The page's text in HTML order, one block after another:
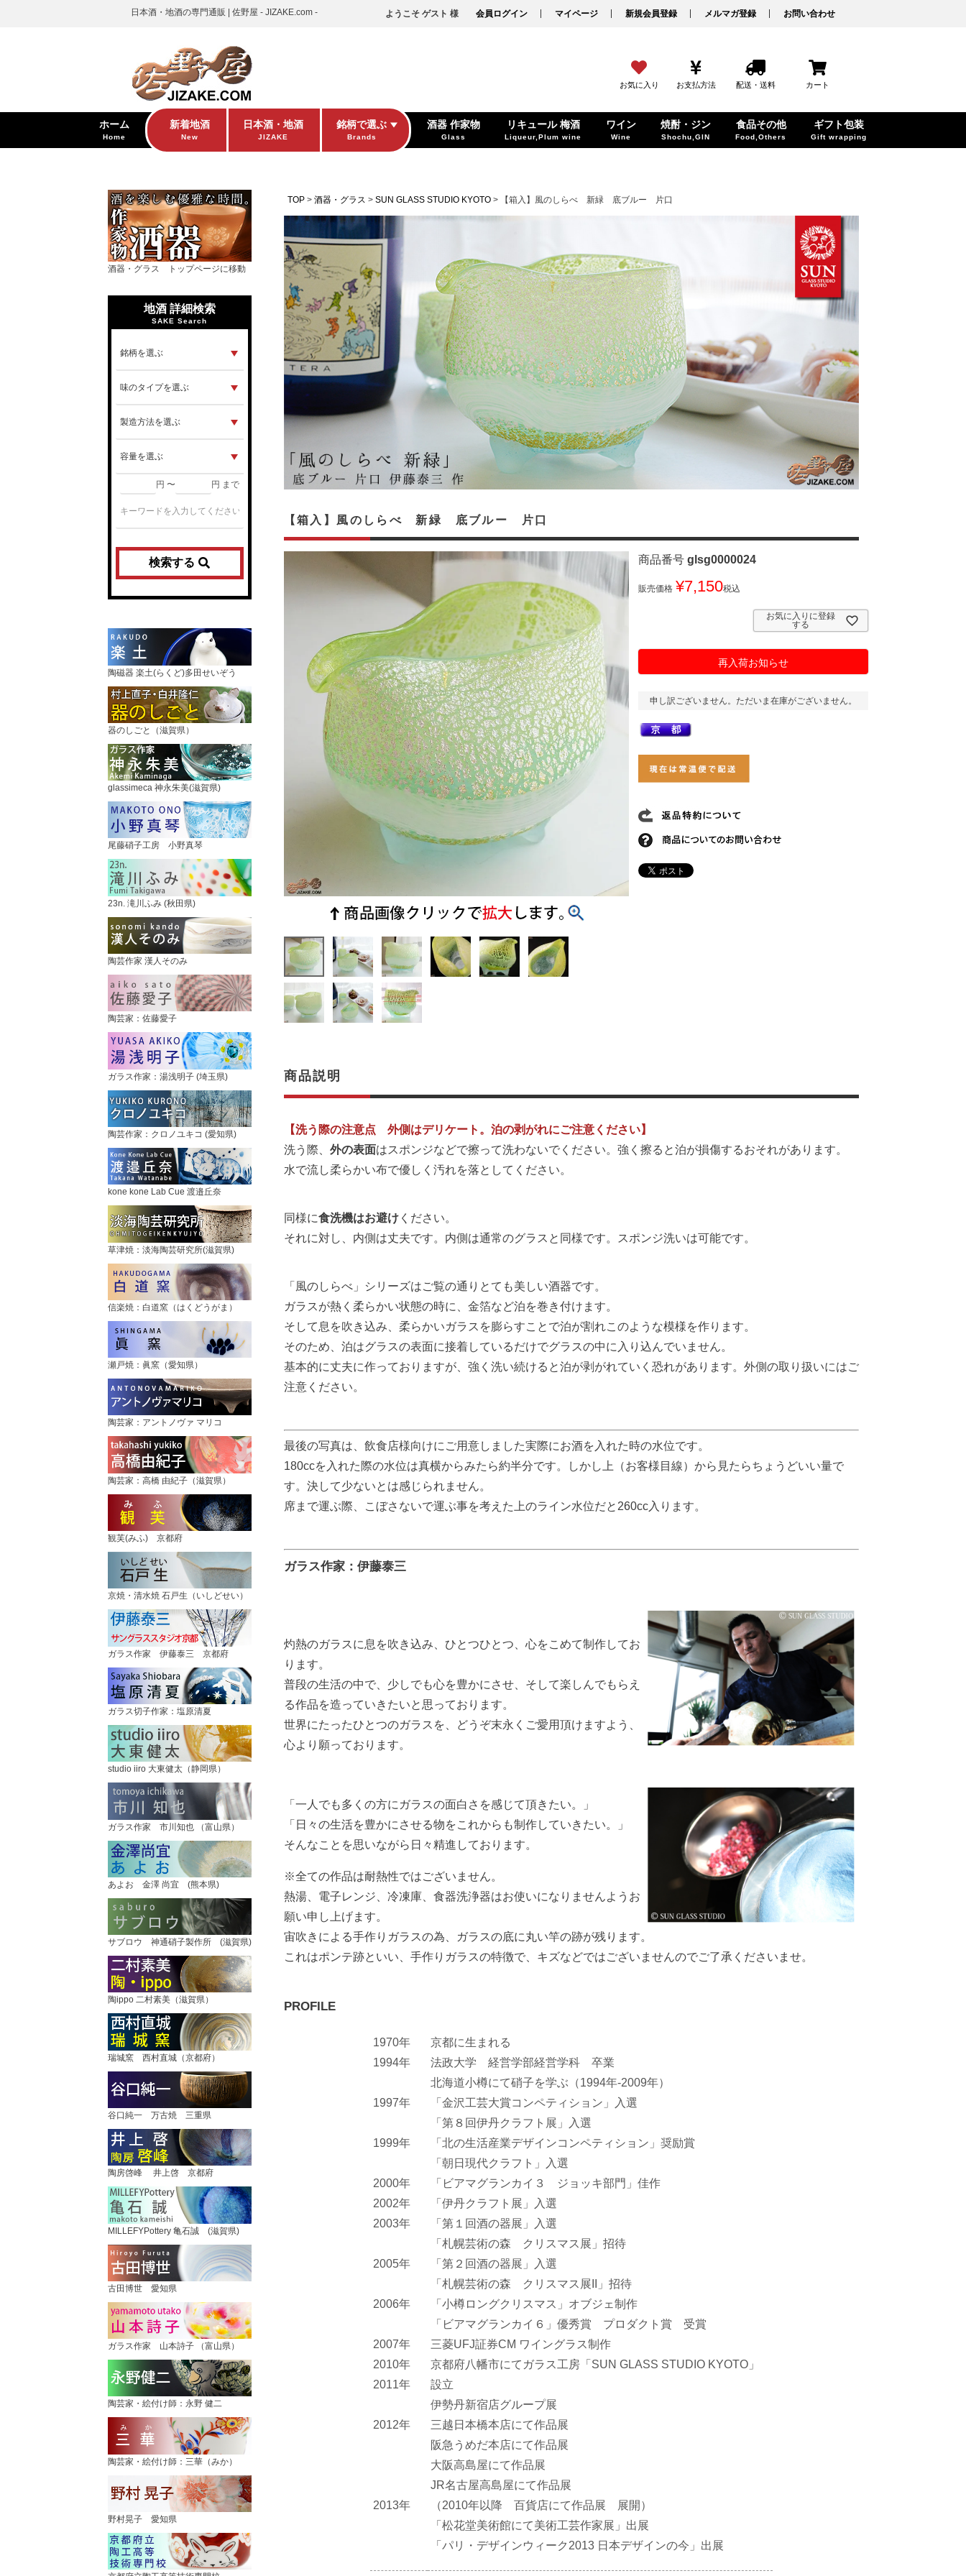
日本酒・地酒の専門通販 | 佐野屋 - JIZAKE.com - ようこそ ゲスト 様 会員ログイン マイページ 新規会員登録 メルマガ登録 お問い合わせ
お気に入り お支払方法 配送・送料 カート
ホーム
Home
新着地酒
New
日本酒・地酒
JIZAKE
銘柄で選ぶ
Brands
酒器 作家物
Glass
リキュール 梅酒
Liqueur,Plum wine
ワイン
Wine
焼酎・ジン
Shochu,GIN
食品その他
Food,Others
ギフト包装
Gift wrapping
酒器・グラス トップページに移動
地酒 詳細検索
SAKE Search
円 〜 円 まで
検索する
陶磁器 楽土(らくど)多田せいぞう
器のしごと（滋賀県）
glassimeca 神永朱美(滋賀県)
尾藤硝子工房 小野真琴
23n. 滝川ふみ (秋田県)
陶芸作家 漢人そのみ
陶芸家：佐藤愛子
ガラス作家：湯浅明子 (埼玉県)
陶芸作家：クロノユキコ (愛知県)
kone kone Lab Cue 渡邉丘奈
草津焼：淡海陶芸研究所(滋賀県)
信楽焼：白道窯（はくどうがま）
瀬戸焼：眞窯（愛知県）
陶芸家：アントノヴァ マリコ
陶芸家：高橋 由紀子（滋賀県）
観芙(みふ) 京都府
京焼・清水焼 石戸生（いしどせい）
ガラス作家 伊藤泰三 京都府
ガラス切子作家：塩原清夏
studio iiro 大東健太（静岡県）
ガラス作家 市川知也 （富山県）
あよお 金澤 尚宜 (熊本県)
サブロウ 神通硝子製作所 (滋賀県)
陶ippo 二村素美（滋賀県）
瑞城窯 西村直城（京都府）
谷口純一 万古焼 三重県
陶房啓峰 井上啓 京都府
MILLEFYPottery 亀石誠 (滋賀県)
古田博世 愛知県
ガラス作家 山本詩子 （富山県）
陶芸家・絵付け師：永野 健二
陶芸家・絵付け師：三華（みか）
野村晃子 愛知県
TOP 酒器・グラス SUN GLASS STUDIO KYOTO 【箱入】風のしらべ 新緑 底ブルー 片口
【箱入】風のしらべ 新緑 底ブルー 片口
商品番号 glsg0000024
販売価格 ¥7,150税込
お気に入りに登録
する
再入荷お知らせ
申し訳ございません。ただいま在庫がございません。
商品説明
【洗う際の注意点 外側はデリケート。泊の剥がれにご注意ください】
洗う際、 外の表面はスポンジなどで擦って洗わないでください。強く擦ると泊が損傷するおそれがあります。
水で流し柔らかい布で優しく汚れを落としてください。
同様に食洗機はお避けください。
それに対し、内側は丈夫です。内側は通常のグラスと同様です。スポンジ洗いは可能です。
「風のしらべ」シリーズはご覧の通りとても美しい酒器です。
ガラスが熱く柔らかい状態の時に、金箔など泊を巻き付けます。
そして息を吹き込み、柔らかいガラスを膨らすことで泊が割れこのような模様を作ります。
そのため、泊はグラスの表面に接着しているだけでグラスの中に入り込んでいません。
基本的に丈夫に作っておりますが、強く洗い続けると泊が剥がれていく恐れがあります。外側の取り扱いにはご
注意ください。
最後の写真は、飲食店様向けにご用意しました実際にお酒を入れた時の水位です。
180ccを入れた際の水位は真横からみたら約半分です。しかし上（お客様目線）から見たらちょうどいい量で
す。決して少ないとは感じられません。
席まで運ぶ際、こぼさないで運ぶ事を考えた上のライン水位だと260cc入ります。
ガラス作家：伊藤泰三
灼熱のガラスに息を吹き込み、ひとつひとつ、心をこめて制作してお
ります。
普段の生活の中で、少しでも心を豊かにさせ、そして楽しんでもらえ
る作品を造っていきたいと思っております。
世界にたったひとつのガラスを、どうぞ末永くご愛用頂けますよう、
心より願っております。
「一人でも多くの方にガラスの面白さを感じて頂きたい。」
「日々の生活を豊かにさせる物をこれからも制作していきたい。」
そんなことを思いながら日々精進しております。
※全ての作品は耐熱性ではございません。
熱湯、電子レンジ、冷凍庫、食器洗浄器はお使いになりませんようお
願い申し上げます。
宙吹きによる手作りガラスの為、ガラスの底に丸い竿の跡が残ります。
これはポンテ跡といい、手作りガラスの特徴で、キズなどではございませんのでご了承くださいませ。
PROFILE
1970年
1994年
1997年
1999年
2000年
2002年
2003年
2005年
2006年
2007年
2010年
2011年
2012年
2013年
京都に生まれる
法政大学 経営学部経営学科 卒業
北海道小樽にて硝子を学ぶ（1994年-2009年）
「金沢工芸大賞コンペティション」入選
「第８回伊丹クラフト展」入選
「北の生活産業デザインコンペティション」奨励賞
「朝日現代クラフト」入選
「ビアマグランカイ３ ジョッキ部門」佳作
「伊丹クラフト展」入選
「第１回酒の器展」入選
「札幌芸術の森 クリスマス展」招待
「第２回酒の器展」入選
「札幌芸術の森 クリスマス展II」招待
「小樽ロングクリスマス」オブジェ制作
「ビアマグランカイ６」優秀賞 プロダクト賞 受賞
三菱UFJ証券CM ワイングラス制作
京都府八幡市にてガラス工房「SUN GLASS STUDIO KYOTO」
設立
伊勢丹新宿店グループ展
三越日本橋本店にて作品展
阪急うめだ本店にて作品展
大阪高島屋にて作品展
JR名古屋高島屋にて作品展
（2010年以降 百貨店にて作品展 展開）
「松花堂美術館にて美術工芸作家展」出展
「パリ・デザインウィーク2013 日本デザインの今」出展